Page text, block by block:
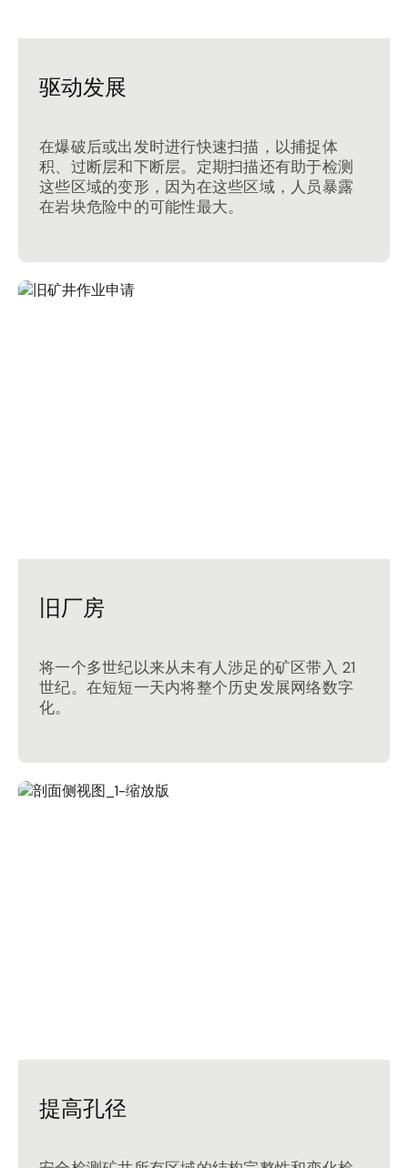
驱动发展
在爆破后或出发时进行快速扫描，以捕捉体
积、过断层和下断层。定期扫描还有助于检测
这些区域的变形，因为在这些区域，人员暴露
在岩块危险中的可能性最大。
旧厂房
将一个多世纪以来从未有人涉足的矿区带入 21
世纪。在短短一天内将整个历史发展网络数字
化。
提高孔径